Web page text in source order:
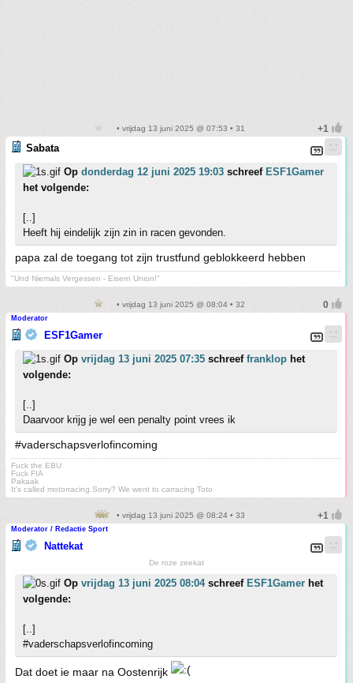
• vrijdag 13 juni 2025 @ 07:53 • 31
Sabata
Op donderdag 12 juni 2025 19:03 schreef ESF1Gamer
het volgende:
[..]
Heeft hij eindelijk zijn zin in racen gevonden.
papa zal de toegang tot zijn trustfund geblokkeerd hebben
"Und Niemals Vergessen - Eisern Union!"
• vrijdag 13 juni 2025 @ 08:04 • 32
Moderator
ESF1Gamer
Op vrijdag 13 juni 2025 07:35 schreef franklop het
volgende:
[..]
Daarvoor krijg je wel een penalty point vrees ik
#vaderschapsverlofincoming
Fuck the EBU
Fuck FIA
Pakaak
It's called motorracing.Sorry? We went to carracing Toto
• vrijdag 13 juni 2025 @ 08:24 • 33
Moderator / Redactie Sport
Nattekat
De roze zeekat
Op vrijdag 13 juni 2025 08:04schreef ESF1Gamer het
volgende:
[..]
#vaderschapsverlofincoming
Dat doet ie maar na Oostenrijk